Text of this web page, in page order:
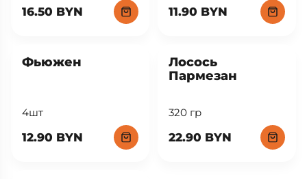
16.50 BYN 11.90 BYN
Фьюжен
4шт
12.90 BYN
Лосось
Пармезан
320 гр
22.90 BYN